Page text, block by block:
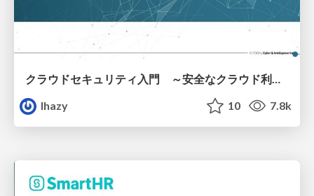
クラウドセキュリティ入門 ～安全なクラウド利用のための基礎知識～
lhazy
10 7.8k